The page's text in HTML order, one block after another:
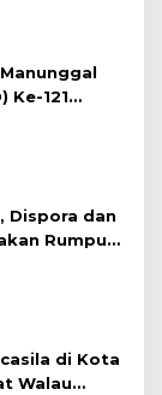
Ke-121
?
Dispora dan
Rumput
di Kota
Walau